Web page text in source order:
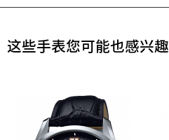
这些手表您可能也感兴趣